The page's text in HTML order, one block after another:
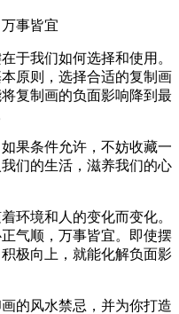
事皆宜
于我们如何选择和使用。
原则，选择合适的复制画
复制画的负面影响降到最
果条件允许，不妨收藏一
们的生活，滋养我们的心
环境和人的变化而变化。
气顺，万事皆宜。即使摆
极向上，就能化解负面影
的风水禁忌，并为你打造